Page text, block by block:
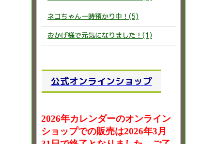
ネコちゃん一時預かり中！(5)
おかげ様で元気になりました！(1)
公式オンラインショップ
2026年カレンダーのオンライン
ショップでの販売は2026年3月